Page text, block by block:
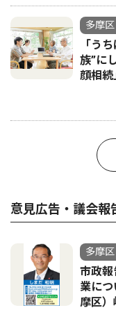
多摩
「う
族”に
顔相続
意見広告・議会報
多摩
市政
業に
摩区）